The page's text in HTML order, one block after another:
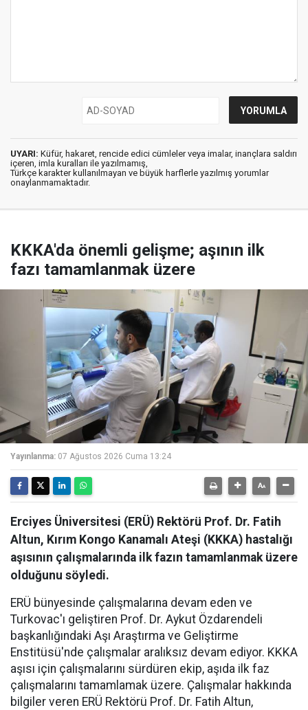
UYARI: Küfür, hakaret, rencide edici cümleler veya imalar, inançlara saldırı
içeren, imla kuralları ile yazılmamış,
Türkçe karakter kullanılmayan ve büyük harflerle yazılmış yorumlar
onaylanmamaktadır.
KKKA'da önemli gelişme; aşının ilk
fazı tamamlanmak üzere
Yayınlanma: 07 Ağustos 2026 Cuma 13:24
Erciyes Üniversitesi (ERÜ) Rektörü Prof. Dr. Fatih
Altun, Kırım Kongo Kanamalı Ateşi (KKKA) hastalığı
aşısının çalışmalarında ilk fazın tamamlanmak üzere
olduğunu söyledi.
ERÜ bünyesinde çalışmalarına devam eden ve
Turkovac'ı geliştiren Prof. Dr. Aykut Özdarendeli
başkanlığındaki Aşı Araştırma ve Geliştirme
Enstitüsü'nde çalışmalar aralıksız devam ediyor. KKKA
aşısı için çalışmalarını sürdüren ekip, aşıda ilk faz
çalışmalarını tamamlamak üzere. Çalışmalar hakkında
bilgiler veren ERÜ Rektörü Prof. Dr. Fatih Altun,